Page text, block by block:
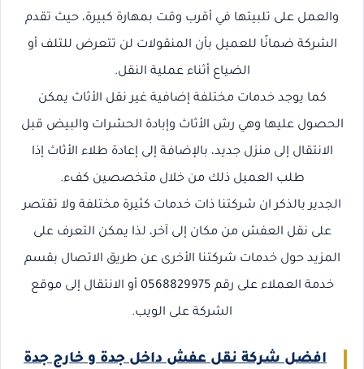
والعمل على تلبيتها في أقرب وقت بمهارة كبيرة، حيث تقدم
الشركة ضمانًا للعميل بأن المنقولات لن تتعرض للتلف أو
الضياع أثناء عملية النقل.
كما يوجد خدمات مختلفة إضافية غير نقل الأثاث يمكن
الحصول عليها وهي رش الأثاث وإبادة الحشرات والبيض قبل
الانتقال إلى منزل جديد، بالإضافة إلى إعادة طلاء الأثاث إذا
طلب العميل ذلك من خلال متخصصين كفء.
الجدير بالذكر ان شركتنا ذات خدمات كثيرة مختلفة ولا تقتصر
على نقل العفش من مكان إلى آخر، لذا يمكن التعرف على
المزيد حول خدمات شركتنا الأخرى عن طريق الاتصال بقسم
خدمة العملاء على رقم 0568829975 أو الانتقال إلى موقع
الشركة على الويب.
افضل شركة نقل عفش داخل جدة و خارج جدة